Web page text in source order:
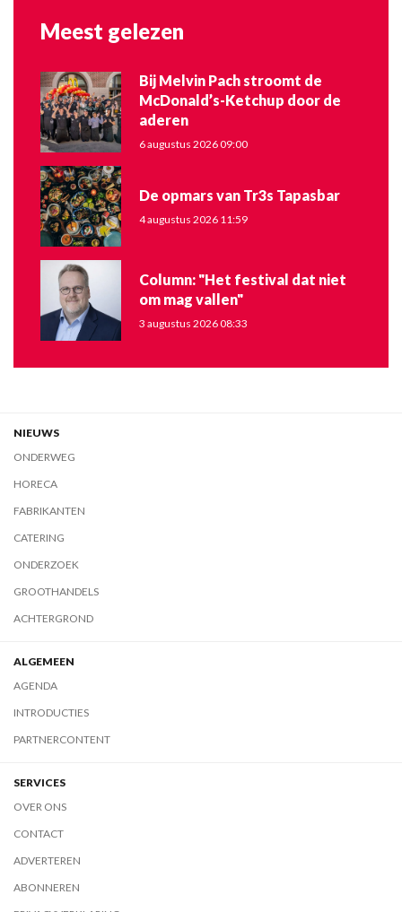
Meest gelezen
Bij Melvin Pach stroomt de
McDonald’s-Ketchup door de
aderen
6 augustus 2026 09:00
De opmars van Tr3s Tapasbar
4 augustus 2026 11:59
Column: "Het festival dat niet
om mag vallen"
3 augustus 2026 08:33
NIEUWS
ONDERWEG
HORECA
FABRIKANTEN
CATERING
ONDERZOEK
GROOTHANDELS
ACHTERGROND
ALGEMEEN
AGENDA
INTRODUCTIES
PARTNERCONTENT
SERVICES
OVER ONS
CONTACT
ADVERTEREN
ABONNEREN